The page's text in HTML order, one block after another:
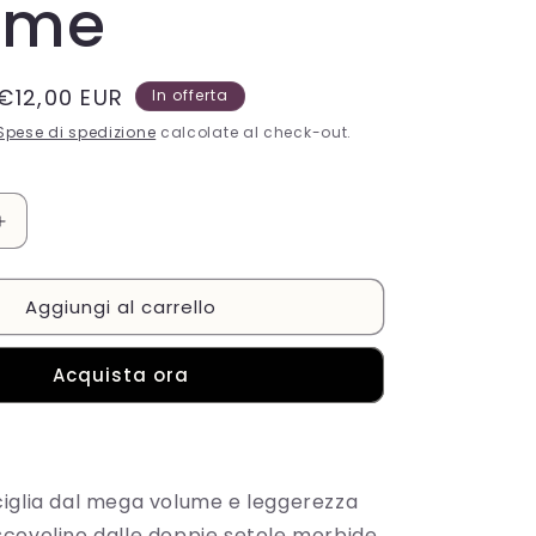
g
e
r
a
f
i
a
EUR
In offerta
di spedizione calcolate al check-out.
Aumenta
L&#39;Oréal
Volume
Aggiungi al carrello
Acquista ora
dal mega volume e leggerezza